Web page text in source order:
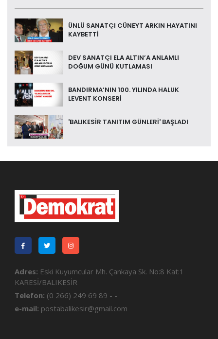
ÜNLÜ SANATÇI CÜNEYT ARKIN HAYATINI
KAYBETTİ
DEV SANATÇI ELA ALTIN’A ANLAMLI
DOĞUM GÜNÜ KUTLAMASI
BANDIRMA’NIN 100. YILINDA HALUK
LEVENT KONSERİ
'BALIKESİR TANITIM GÜNLERİ' BAŞLADI
Adres: Eski Kuyumcular Mh. Çankaya Sk. No:8 Kat:1
KARESİ/BALIKESİR
Telefon: (0 266) 249 69 89 - -
e-mail: postabalikesir@gmail.com